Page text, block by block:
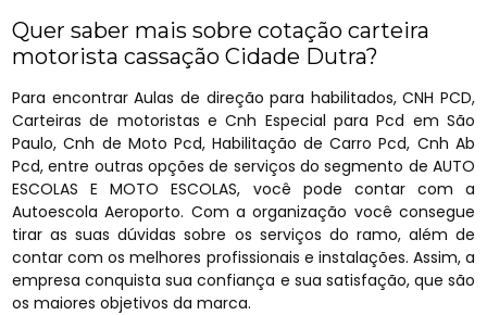
Quer saber mais sobre cotação carteira
motorista cassação Cidade Dutra?
Para encontrar Aulas de direção para habilitados, CNH PCD,
Carteiras de motoristas e Cnh Especial para Pcd em São
Paulo, Cnh de Moto Pcd, Habilitação de Carro Pcd, Cnh Ab
Pcd, entre outras opções de serviços do segmento de AUTO
ESCOLAS E MOTO ESCOLAS, você pode contar com a
Autoescola Aeroporto. Com a organização você consegue
tirar as suas dúvidas sobre os serviços do ramo, além de
contar com os melhores profissionais e instalações. Assim, a
empresa conquista sua confiança e sua satisfação, que são
os maiores objetivos da marca.